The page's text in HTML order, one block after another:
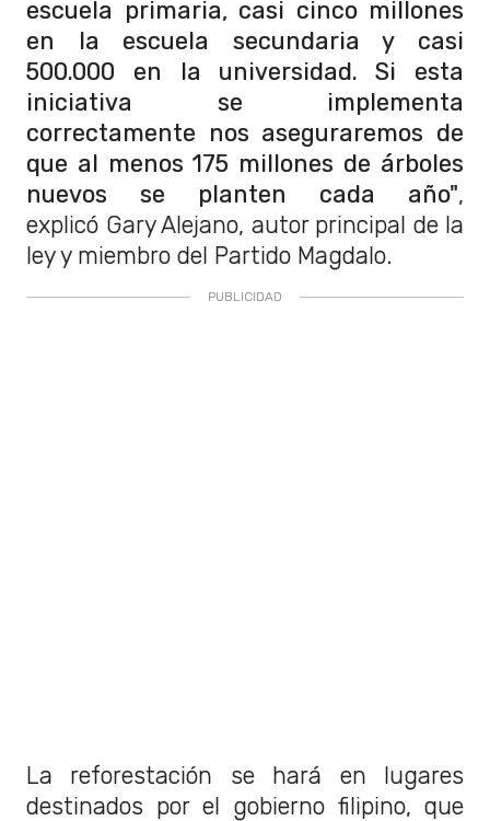
escuela primaria, casi cinco millones
en la escuela secundaria y casi
500.000 en la universidad. Si esta
iniciativa se implementa
correctamente nos aseguraremos de
que al menos 175 millones de árboles
nuevos se planten cada año",
explicó Gary Alejano, autor principal de la
ley y miembro del Partido Magdalo.
La reforestación se hará en lugares
destinados por el gobierno filipino, que